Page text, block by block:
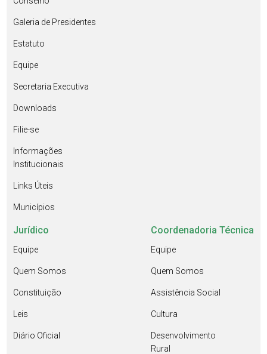
Galeria de Presidentes
Estatuto
Equipe
Secretaria Executiva
Downloads
Filie-se
Informações
Institucionais
Links Úteis
Municípios
Jurídico
Equipe
Quem Somos
Constituição
Leis
Diário Oficial
Coordenadoria Técnica
Equipe
Quem Somos
Assistência Social
Cultura
Desenvolvimento
Rural